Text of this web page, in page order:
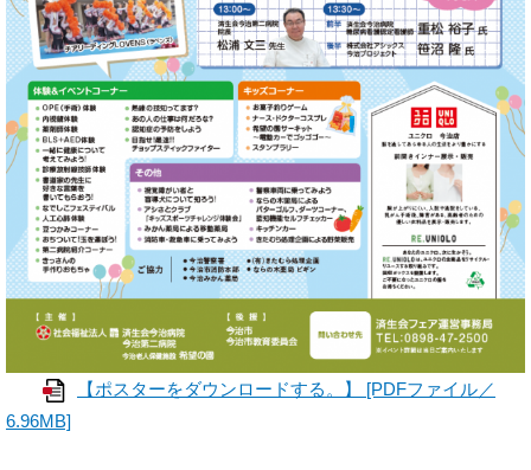
【ポスターをダウンロードする。】 [PDFファイル／
6.96MB]